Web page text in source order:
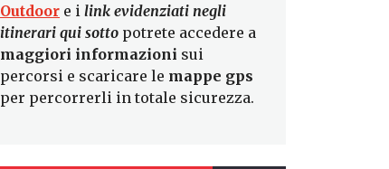
Outdoor e i link evidenziati negli
itinerari qui sotto potrete accedere a
maggiori informazioni sui
percorsi e scaricare le mappe gps
per percorrerli in totale sicurezza.